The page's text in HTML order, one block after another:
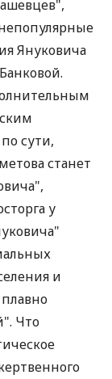
Януковича
сути,
станет
у
и
Что